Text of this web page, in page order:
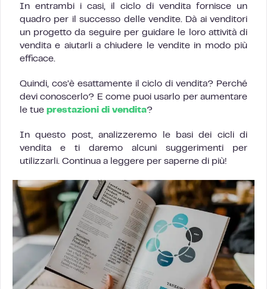
In entrambi i casi, il ciclo di vendita fornisce un
quadro per il successo delle vendite. Dà ai venditori
un progetto da seguire per guidare le loro attività di
vendita e aiutarli a chiudere le vendite in modo più
efficace.
Quindi, cos’è esattamente il ciclo di vendita? Perché
devi conoscerlo? E come puoi usarlo per aumentare
le tue prestazioni di vendita?
In questo post, analizzeremo le basi dei cicli di
vendita e ti daremo alcuni suggerimenti per
utilizzarli. Continua a leggere per saperne di più!